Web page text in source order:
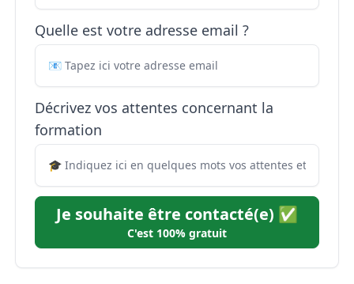
Quelle est votre adresse email ?
Décrivez vos attentes concernant la
formation
Je souhaite être contacté(e) ✅
C'est 100% gratuit